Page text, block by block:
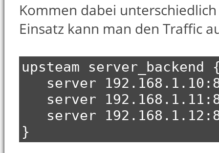
Kommen dabei
Einsatz kann man den Traffic
upsteam server_backend
server
server
server
}